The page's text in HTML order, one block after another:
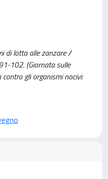
di lotta alle zanzare /
102. (Giornata sulle
gli organismi nocivi: